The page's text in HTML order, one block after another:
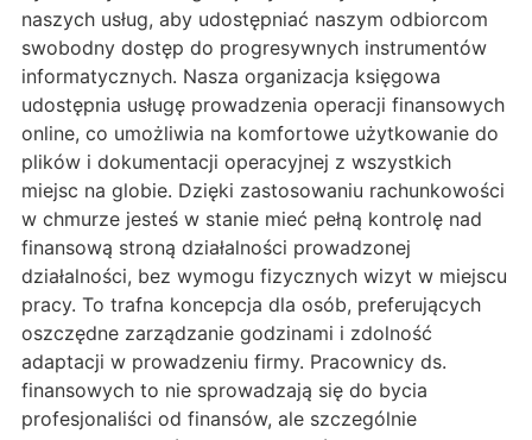
naszych usług, aby udostępniać naszym odbiorcom
swobodny dostęp do progresywnych instrumentów
informatycznych. Nasza organizacja księgowa
udostępnia usługę prowadzenia operacji finansowych
online, co umożliwia na komfortowe użytkowanie do
plików i dokumentacji operacyjnej z wszystkich
miejsc na globie. Dzięki zastosowaniu rachunkowości
w chmurze jesteś w stanie mieć pełną kontrolę nad
finansową stroną działalności prowadzonej
działalności, bez wymogu fizycznych wizyt w miejscu
pracy. To trafna koncepcja dla osób, preferujących
oszczędne zarządzanie godzinami i zdolność
adaptacji w prowadzeniu firmy. Pracownicy ds.
finansowych to nie sprowadzają się do bycia
profesjonaliści od finansów, ale szczególnie